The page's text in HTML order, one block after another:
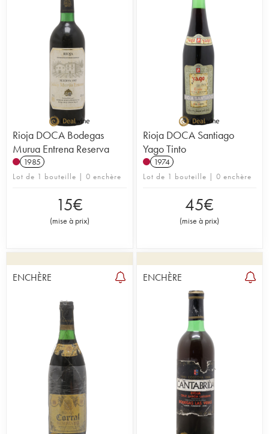
Rioja DOCA Bodegas
Murua Entrena Reserva
1985
Lot de 1 bouteille | 0 enchère
15€
(mise à prix)
Rioja DOCA Santiago
Yago Tinto
1974
Lot de 1 bouteille | 0 enchère
45€
(mise à prix)
ENCHÈRE ENCHÈRE